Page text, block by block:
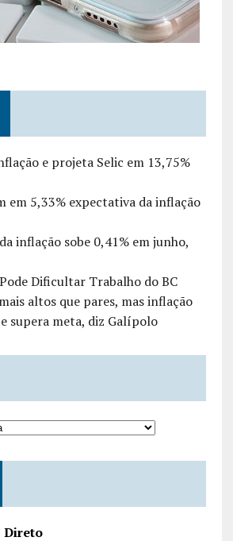
e projeta Selic em 13,75%
em 5,33% expectativa da inflação
inflação sobe 0,41% em junho,
Dificultar Trabalho do BC
altos que pares, mas inflação
supera meta, diz Galípolo
Direto